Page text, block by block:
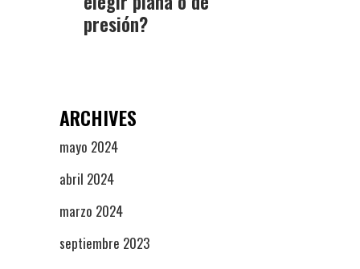
presión?
ARCHIVES
mayo 2024
abril 2024
marzo 2024
septiembre 2023